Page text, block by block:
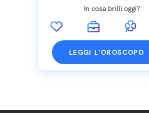
In cosa brilli oggi?
LEGGI L'OROSCOPO